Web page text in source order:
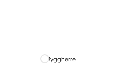
Byggherre